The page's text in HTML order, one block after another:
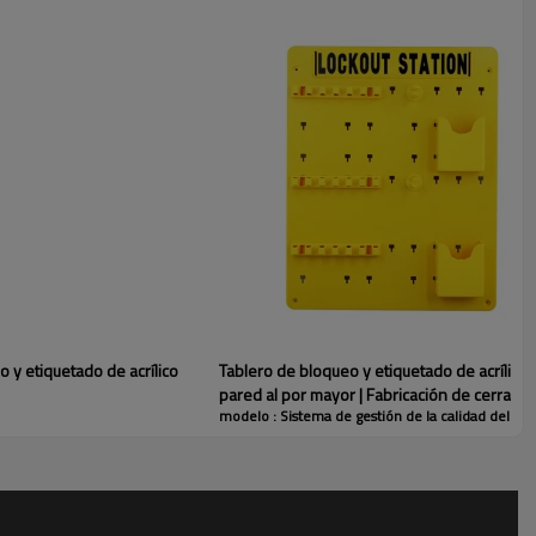
en la ubicación elegida.
y etiquetado de acrílico
Tablero de bloqueo y etiquetado de
pared al por mayor | Fabricación de
modelo : Sistema de gestión de la calidad del